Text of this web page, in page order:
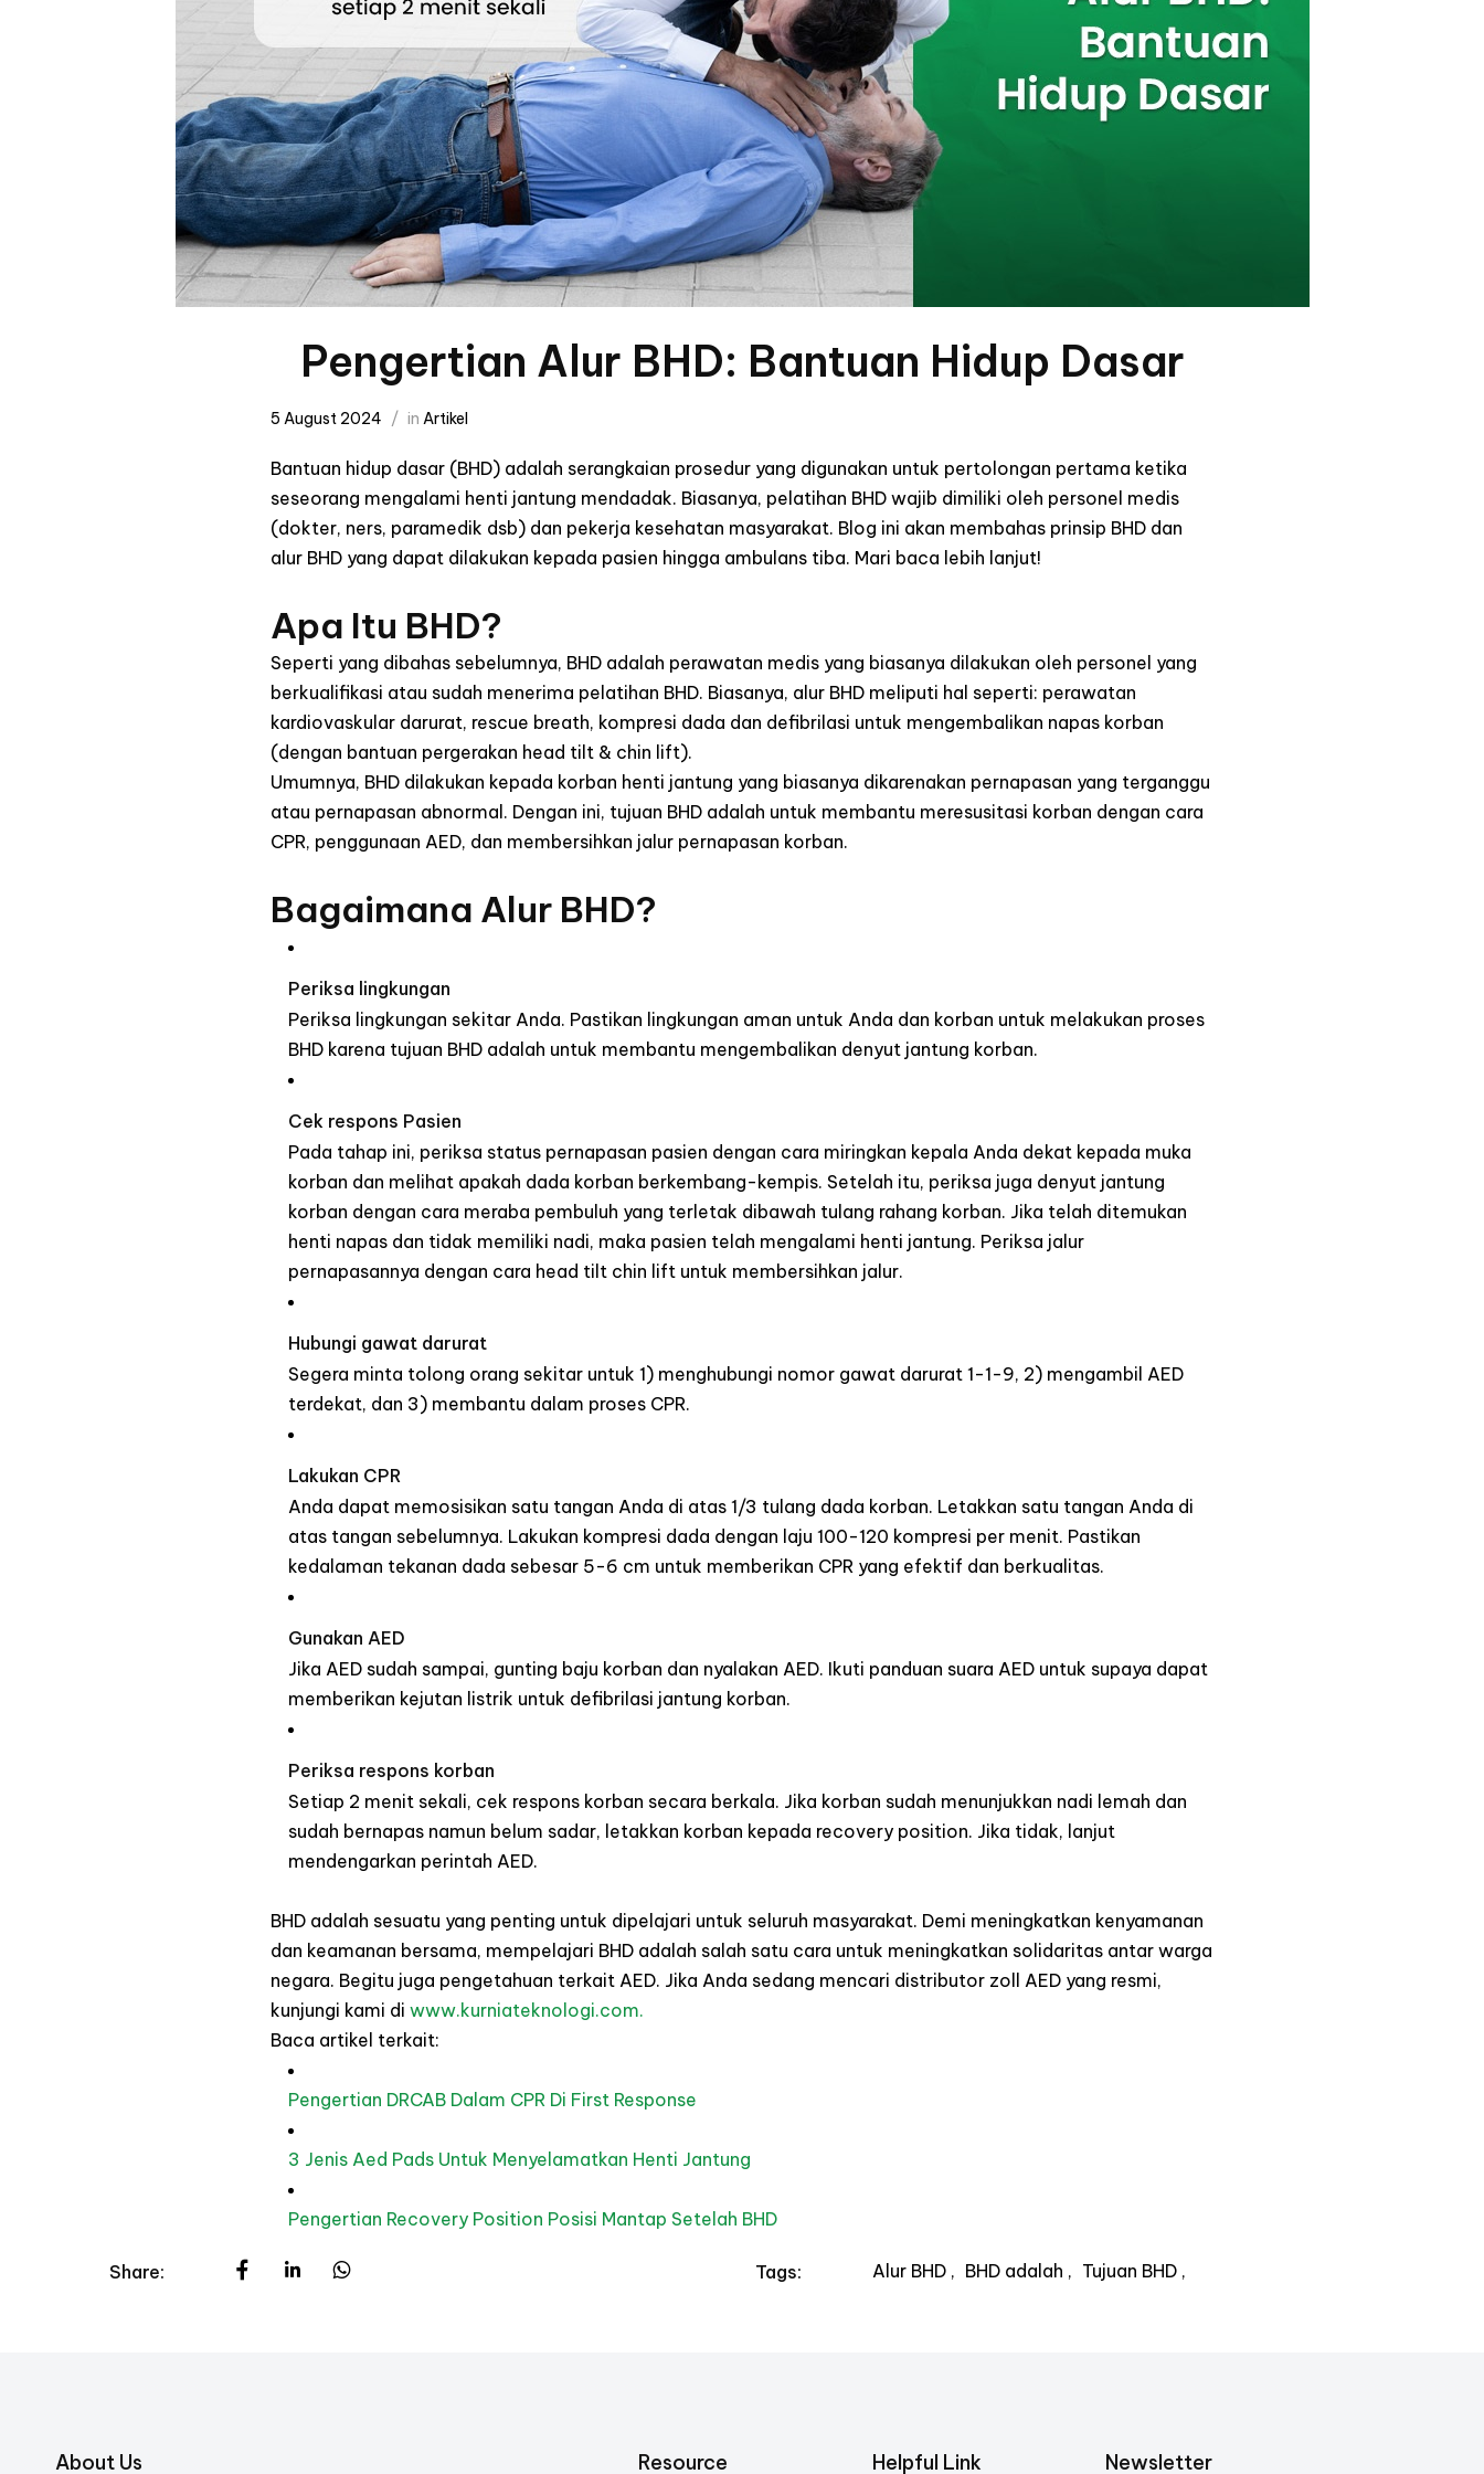
Pengertian Alur BHD: Bantuan Hidup Dasar
5 August 2024 inArtikel
Bantuan hidup dasar (BHD) adalah serangkaian prosedur yang digunakan untuk pertolongan pertama ketika
seseorang mengalami henti jantung mendadak. Biasanya, pelatihan BHD wajib dimiliki oleh personel medis
(dokter, ners, paramedik dsb) dan pekerja kesehatan masyarakat. Blog ini akan membahas prinsip BHD dan
alur BHD yang dapat dilakukan kepada pasien hingga ambulans tiba. Mari baca lebih lanjut!
Apa Itu BHD?
Seperti yang dibahas sebelumnya, BHD adalah perawatan medis yang biasanya dilakukan oleh personel yang
berkualifikasi atau sudah menerima pelatihan BHD. Biasanya, alur BHD meliputi hal seperti: perawatan
kardiovaskular darurat, rescue breath, kompresi dada dan defibrilasi untuk mengembalikan napas korban
(dengan bantuan pergerakan head tilt & chin lift).
Umumnya, BHD dilakukan kepada korban henti jantung yang biasanya dikarenakan pernapasan yang terganggu
atau pernapasan abnormal. Dengan ini, tujuan BHD adalah untuk membantu meresusitasi korban dengan cara
CPR, penggunaan AED, dan membersihkan jalur pernapasan korban.
Bagaimana Alur BHD?
Periksa lingkungan
Periksa lingkungan sekitar Anda. Pastikan lingkungan aman untuk Anda dan korban untuk melakukan proses
BHD karena tujuan BHD adalah untuk membantu mengembalikan denyut jantung korban.
Cek respons Pasien
Pada tahap ini, periksa status pernapasan pasien dengan cara miringkan kepala Anda dekat kepada muka
korban dan melihat apakah dada korban berkembang-kempis. Setelah itu, periksa juga denyut jantung
korban dengan cara meraba pembuluh yang terletak dibawah tulang rahang korban. Jika telah ditemukan
henti napas dan tidak memiliki nadi, maka pasien telah mengalami henti jantung. Periksa jalur
pernapasannya dengan cara head tilt chin lift untuk membersihkan jalur.
Hubungi gawat darurat
Segera minta tolong orang sekitar untuk 1) menghubungi nomor gawat darurat 1-1-9, 2) mengambil AED
terdekat, dan 3) membantu dalam proses CPR.
Lakukan CPR
Anda dapat memosisikan satu tangan Anda di atas 1/3 tulang dada korban. Letakkan satu tangan Anda di
atas tangan sebelumnya. Lakukan kompresi dada dengan laju 100-120 kompresi per menit. Pastikan
kedalaman tekanan dada sebesar 5-6 cm untuk memberikan CPR yang efektif dan berkualitas.
Gunakan AED
Jika AED sudah sampai, gunting baju korban dan nyalakan AED. Ikuti panduan suara AED untuk supaya dapat
memberikan kejutan listrik untuk defibrilasi jantung korban.
Periksa respons korban
Setiap 2 menit sekali, cek respons korban secara berkala. Jika korban sudah menunjukkan nadi lemah dan
sudah bernapas namun belum sadar, letakkan korban kepada recovery position. Jika tidak, lanjut
mendengarkan perintah AED.
BHD adalah sesuatu yang penting untuk dipelajari untuk seluruh masyarakat. Demi meningkatkan kenyamanan
dan keamanan bersama, mempelajari BHD adalah salah satu cara untuk meningkatkan solidaritas antar warga
negara. Begitu juga pengetahuan terkait AED. Jika Anda sedang mencari distributor zoll AED yang resmi,
kunjungi kami diwww.kurniateknologi.com.
Baca artikel terkait:
Pengertian DRCAB Dalam CPR Di First Response
3 Jenis Aed Pads Untuk Menyelamatkan Henti Jantung
Pengertian Recovery Position Posisi Mantap Setelah BHD
Share: Tags: Alur BHD BHD adalah Tujuan BHD
About Us Resource Helpful Link Newsletter